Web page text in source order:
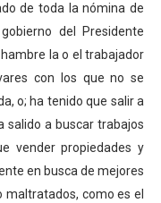
de toda la nómina de
del Presidente
la o el trabajador
con los que no se
o; ha tenido que salir a
salido a buscar trabajos
vender propiedades y
en busca de mejores
como es el